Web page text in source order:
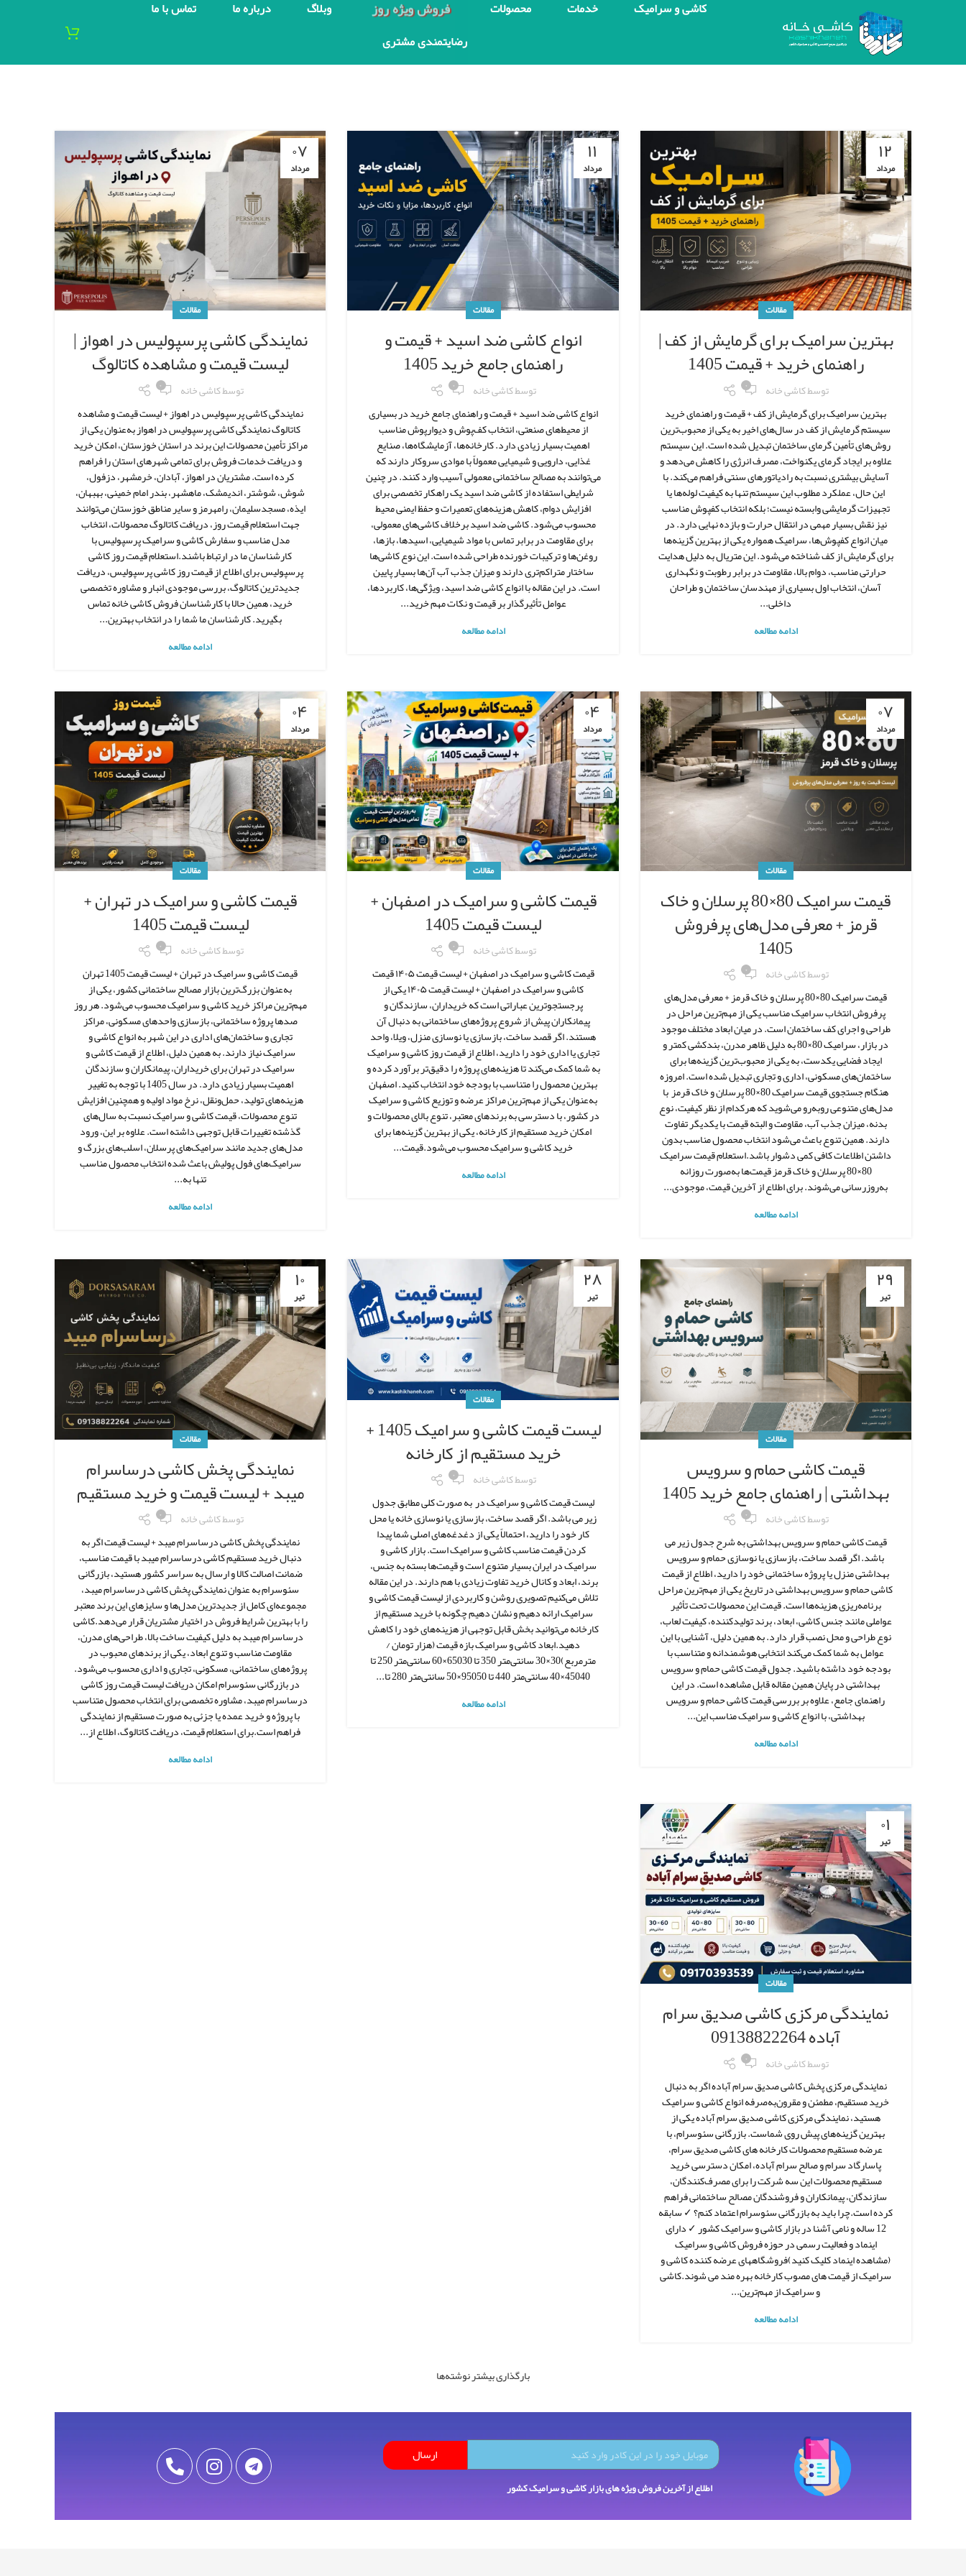
کاشی و سرامیک خدمات محصولات فروش ویژه روز وبلاگ درباره ما تماس با ما
رضایتمندی مشتری
۱۲
مرداد
مقالات
بهترین سرامیک برای گرمایش از کف |
راهنمای خرید + قیمت 1405
توسطکاشی خانه ۰
بهترین سرامیک برای گرمایش از کف + قیمت و راهنمای خرید
سیستم گرمایش از کف در سال‌های اخیر به یکی از محبوب‌ترین
روش‌های تأمین گرمای ساختمان تبدیل شده است. این سیستم
علاوه بر ایجاد گرمای یکنواخت، مصرف انرژی را کاهش می‌دهد و
آسایش بیشتری نسبت به رادیاتورهای سنتی فراهم می‌کند. با
این حال، عملکرد مطلوب این سیستم تنها به کیفیت لوله‌ها یا
تجهیزات گرمایشی وابسته نیست؛ بلکه انتخاب کفپوش مناسب
نیز نقش بسیار مهمی در انتقال حرارت و بازده نهایی دارد. در
میان انواع کفپوش‌ها، سرامیک همواره یکی از بهترین گزینه‌ها
برای گرمایش از کف شناخته می‌شود. این متریال به دلیل هدایت
حرارتی مناسب، دوام بالا، مقاومت در برابر رطوبت و نگهداری
آسان، انتخاب اول بسیاری از مهندسان ساختمان و طراحان
داخلی...
ادامه مطالعه
۱۱
مرداد
مقالات
انواع کاشی ضد اسید + قیمت و
راهنمای جامع خرید 1405
توسطکاشی خانه ۰
انواع کاشی ضد اسید + قیمت و راهنمای جامع خرید در بسیاری
از محیط‌های صنعتی، انتخاب کف‌پوش و دیوارپوش مناسب
اهمیت بسیار زیادی دارد. کارخانه‌ها، آزمایشگاه‌ها، صنایع
غذایی، دارویی و شیمیایی معمولاً با موادی سروکار دارند که
می‌توانند به مصالح ساختمانی معمولی آسیب وارد کنند. در چنین
شرایطی استفاده از کاشی ضد اسید یک راهکار تخصصی برای
افزایش دوام، کاهش هزینه‌های تعمیرات و حفظ ایمنی محیط
محسوب می‌شود. کاشی ضد اسید برخلاف کاشی‌های معمولی،
برای مقاومت در برابر تماس با مواد شیمیایی، اسیدها، بازها،
روغن‌ها و ترکیبات خورنده طراحی شده است. این نوع کاشی‌ها
ساختار متراکم‌تری دارند و میزان جذب آب آن‌ها بسیار پایین
است. در این مقاله با انواع کاشی ضد اسید، ویژگی‌ها، کاربردها،
عوامل تأثیرگذار بر قیمت و نکات مهم خرید...
ادامه مطالعه
۰۷
مرداد
مقالات
نمایندگی کاشی پرسپولیس در اهواز |
لیست قیمت و مشاهده کاتالوگ
توسطکاشی خانه ۰
نمایندگی کاشی پرسپولیس در اهواز + لیست قیمت و مشاهده
کاتالوگ نمایندگی کاشی پرسپولیس در اهواز به‌عنوان یکی از
مراکز تأمین محصولات این برند در استان خوزستان، امکان خرید
و دریافت خدمات فروش برای تمامی شهرهای استان را فراهم
کرده است. مشتریان در اهواز، آبادان، خرمشهر، دزفول،
شوش، شوشتر، اندیمشک، ماهشهر، بندر امام خمینی، بهبهان،
ایذه، مسجدسلیمان، رامهرمز و سایر مناطق خوزستان می‌توانند
جهت استعلام قیمت روز، دریافت کاتالوگ محصولات، انتخاب
مدل مناسب و سفارش کاشی و سرامیک پرسپولیس با
کارشناسان ما در ارتباط باشند.استعلام قیمت روز کاشی
پرسپولیس برای اطلاع از قیمت روز کاشی پرسپولیس، دریافت
جدیدترین کاتالوگ، بررسی موجودی انبار و مشاوره تخصصی
خرید، همین حالا با کارشناسان فروش کاشی خانه تماس
بگیرید. کارشناسان ما شما را در انتخاب بهترین...
ادامه مطالعه
۰۷
مرداد
مقالات
قیمت سرامیک 80×80 پرسلان و خاک
قرمز + معرفی مدل‌های پرفروش
1405
توسطکاشی خانه ۰
قیمت سرامیک 80×80 پرسلان و خاک قرمز + معرفی مدل‌های
پرفروش انتخاب سرامیک مناسب یکی از مهم‌ترین مراحل در
طراحی و اجرای کف ساختمان است. در میان ابعاد مختلف موجود
در بازار، سرامیک 80×80 به دلیل ظاهر مدرن، بندکشی کمتر و
ایجاد فضایی یکدست، به یکی از محبوب‌ترین گزینه‌ها برای
ساختمان‌های مسکونی، اداری و تجاری تبدیل شده است. امروزه
هنگام جستجوی قیمت سرامیک 80×80 پرسلان و خاک قرمز با
مدل‌های متنوعی روبه‌رو می‌شوید که هرکدام از نظر کیفیت، نوع
بدنه، میزان جذب آب، مقاومت و البته قیمت با یکدیگر تفاوت
دارند. همین تنوع باعث می‌شود انتخاب محصول مناسب بدون
داشتن اطلاعات کافی کمی دشوار باشد.استعلام قیمت سرامیک
80×80 پرسلان و خاک قرمز قیمت‌ها به‌صورت روزانه
به‌روزرسانی می‌شوند. برای اطلاع از آخرین قیمت، موجودی...
ادامه مطالعه
۰۴
مرداد
مقالات
قیمت کاشی و سرامیک در اصفهان +
لیست قیمت 1405
توسطکاشی خانه ۰
قیمت کاشی و سرامیک در اصفهان + لیست قیمت ۱۴۰۵ قیمت
کاشی و سرامیک در اصفهان + لیست قیمت ۱۴۰۵ یکی از
پرجستجوترین عباراتی است که خریداران، سازندگان و
پیمانکاران پیش از شروع پروژه‌های ساختمانی به دنبال آن
هستند. اگر قصد ساخت، بازسازی یا نوسازی منزل، ویلا، واحد
تجاری یا اداری خود را دارید، اطلاع از قیمت روز کاشی و سرامیک
به شما کمک می‌کند تا هزینه‌های پروژه را دقیق‌تر برآورد کرده و
بهترین محصول را متناسب با بودجه خود انتخاب کنید. اصفهان
به‌عنوان یکی از مهم‌ترین مراکز عرضه و توزیع کاشی و سرامیک
در کشور، با دسترسی به برندهای معتبر، تنوع بالای محصولات و
امکان خرید مستقیم از کارخانه، یکی از بهترین گزینه‌ها برای
خرید کاشی و سرامیک محسوب می‌شود.قیمت...
ادامه مطالعه
۰۴
مرداد
مقالات
قیمت کاشی و سرامیک در تهران +
لیست قیمت 1405
توسطکاشی خانه ۰
قیمت کاشی و سرامیک در تهران + لیست قیمت 1405 تهران
به‌عنوان بزرگ‌ترین بازار مصالح ساختمانی کشور، یکی از
مهم‌ترین مراکز خرید کاشی و سرامیک محسوب می‌شود. هر روز
صدها پروژه ساختمانی، بازسازی واحدهای مسکونی، مراکز
تجاری و ساختمان‌های اداری در این شهر به انواع کاشی و
سرامیک نیاز دارند. به همین دلیل، اطلاع از قیمت کاشی و
سرامیک در تهران برای خریداران، پیمانکاران و سازندگان
اهمیت بسیار زیادی دارد. در سال 1405 با توجه به تغییر
هزینه‌های تولید، حمل‌ونقل، نرخ مواد اولیه و همچنین افزایش
تنوع محصولات، قیمت کاشی و سرامیک نسبت به سال‌های
گذشته تغییرات قابل توجهی داشته است. علاوه بر این، ورود
مدل‌های جدید مانند سرامیک‌های پرسلان، اسلب‌های بزرگ و
سرامیک‌های فول پولیش باعث شده انتخاب محصول مناسب
تنها به...
ادامه مطالعه
۲۹
تیر
مقالات
قیمت کاشی حمام و سرویس
بهداشتی | راهنمای جامع خرید 1405
توسطکاشی خانه ۰
قیمت کاشی حمام و سرویس بهداشتی به شرح جدول زیر می
باشد. اگر قصد ساخت، بازسازی یا نوسازی حمام و سرویس
بهداشتی منزل یا پروژه ساختمانی خود را دارید، اطلاع از قیمت
کاشی حمام و سرویس بهداشتی در تاریخ یکی از مهم‌ترین مراحل
برنامه‌ریزی هزینه‌ها است. قیمت این محصولات تحت تأثیر
عواملی مانند جنس کاشی، ابعاد، برند تولیدکننده، کیفیت لعاب،
نوع طراحی و محل نصب قرار دارد. به همین دلیل، آشنایی با این
عوامل به شما کمک می‌کند انتخابی هوشمندانه و متناسب با
بودجه خود داشته باشید. جدول قیمت کاشی حمام و سرویس
بهداشتی در پایان همین مقاله قابل مشاهده است. در این
راهنمای جامع، علاوه بر بررسی قیمت کاشی حمام و سرویس
بهداشتی، با انواع کاشی و سرامیک مناسب این...
ادامه مطالعه
۲۸
تیر
مقالات
لیست قیمت کاشی و سرامیک 1405 +
خرید مستقیم از کارخانه
توسطکاشی خانه ۰
لیست قیمت کاشی و سرامیک در به صورت کلی مطابق جدول
زیر می باشد. اگر قصد ساخت، بازسازی یا نوسازی خانه یا محل
کار خود را دارید، احتمالاً یکی از دغدغه‌های اصلی شما پیدا
کردن قیمت مناسب کاشی و سرامیک است. بازار کاشی و
سرامیک در ایران بسیار متنوع است و قیمت‌ها بسته به جنس،
برند، ابعاد و کانال خرید تفاوت زیادی با هم دارند. در این مقاله
تلاش می‌کنیم تصویری روشن و کاربردی از لیست قیمت کاشی و
سرامیک ارائه دهیم و نشان دهیم چگونه با خرید مستقیم از
کارخانه می‌توانید بخش قابل توجهی از هزینه‌های خود را کاهش
دهید.ابعاد کاشی و سرامیک بازه قیمت (هزار تومان /
مترمربع)30×30 سانتی‌متر 350 تا 65030×60 سانتی‌متر 250 تا
45040×40 سانتی‌متر 440 تا 95050×50 سانتی‌متر 280 تا...
ادامه مطالعه
۱۰
تیر
مقالات
نمایندگی پخش کاشی درساسرام
میبد + لیست قیمت و خرید مستقیم
توسطکاشی خانه ۰
نمایندگی پخش کاشی درساسرام میبد + لیست قیمت اگر به
دنبال خرید مستقیم کاشی درساسرام میبد با قیمت مناسب،
ضمانت اصالت کالا و ارسال به سراسر کشور هستید، بازرگانی
سئوسرام به عنوان نمایندگی پخش کاشی درساسرام میبد،
مجموعه‌ای کامل از جدیدترین مدل‌ها و سایزهای این برند معتبر
را با بهترین شرایط فروش در اختیار مشتریان قرار می‌دهد.کاشی
درساسرام میبد به دلیل کیفیت ساخت بالا، طراحی‌های مدرن،
مقاومت مناسب و تنوع ابعاد، یکی از برندهای محبوب در
پروژه‌های ساختمانی، مسکونی، تجاری و اداری محسوب می‌شود.
در بازرگانی سئوسرام امکان دریافت لیست قیمت روز کاشی
درساسرام میبد، مشاوره تخصصی برای انتخاب محصول متناسب
با پروژه و خرید عمده یا جزئی به صورت مستقیم از نمایندگی
فراهم است.برای استعلام قیمت، دریافت کاتالوگ، اطلاع از...
ادامه مطالعه
۰۱
تیر
مقالات
نمایندگی مرکزی کاشی صدیق سرام
آباده 09138822264
توسطکاشی خانه ۰
نمایندگی مرکزی پخش کاشی صدیق سرام آباده اگر به دنبال
خرید مستقیم، مطمئن و مقرون‌به‌صرفه انواع کاشی و سرامیک
هستید، نمایندگی مرکزی کاشی صدیق سرام آباده یکی از
بهترین گزینه‌های پیش روی شماست. بازرگانی سئوسرام، با
عرضه مستقیم محصولات کارخانه های کاشی صدیق سرام،
پاسارگاد سرام و صالح سرام آباده، امکان دسترسی خرید
مستقیم محصولات این سه شرکت را برای مصرف‌کنندگان،
سازندگان، پیمانکاران و فروشندگان مصالح ساختمانی فراهم
کرده است.چرا باید به بازرگانی سئوسرام اعتماد کنم؟ ✓ سابقه
12 ساله و نامی آشنا در بازار کاشی و سرامیک کشور ✓ دارای
اینماد و فعالیت رسمی در حوزه فروش کاشی و سرامیک
(مشاهده اینماد کلیک کنید)فروشگاههای عرضه کننده کاشی و
سرامیک از قیمت های مصوب کارخانه بهره مند می شوند.کاشی
و سرامیک از مهم‌ترین...
ادامه مطالعه
بارگذاری بیشتر نوشته‌ها
ارسال
اطلاع از آخرین فروش ویژه های بازار کاشی و سرامیک کشور